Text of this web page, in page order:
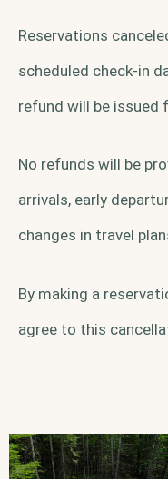
Reservations
scheduled check-in
refund will be issued
No refunds will be
arrivals, early
changes in travel
By making a
agree to this